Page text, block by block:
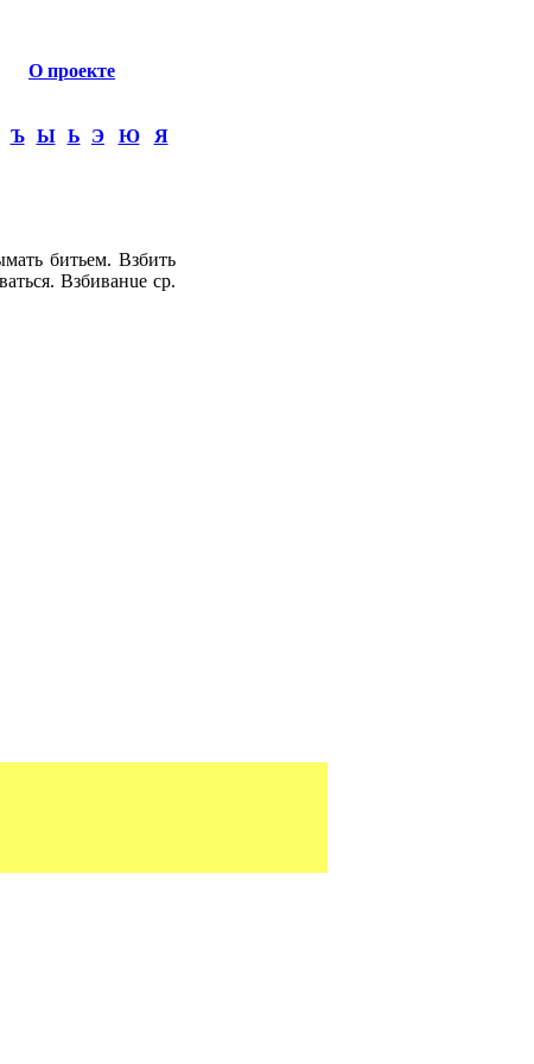
О проекте
Ъ Ы Ь Э Ю Я
битьем. Взбить
Взбиванue ср.